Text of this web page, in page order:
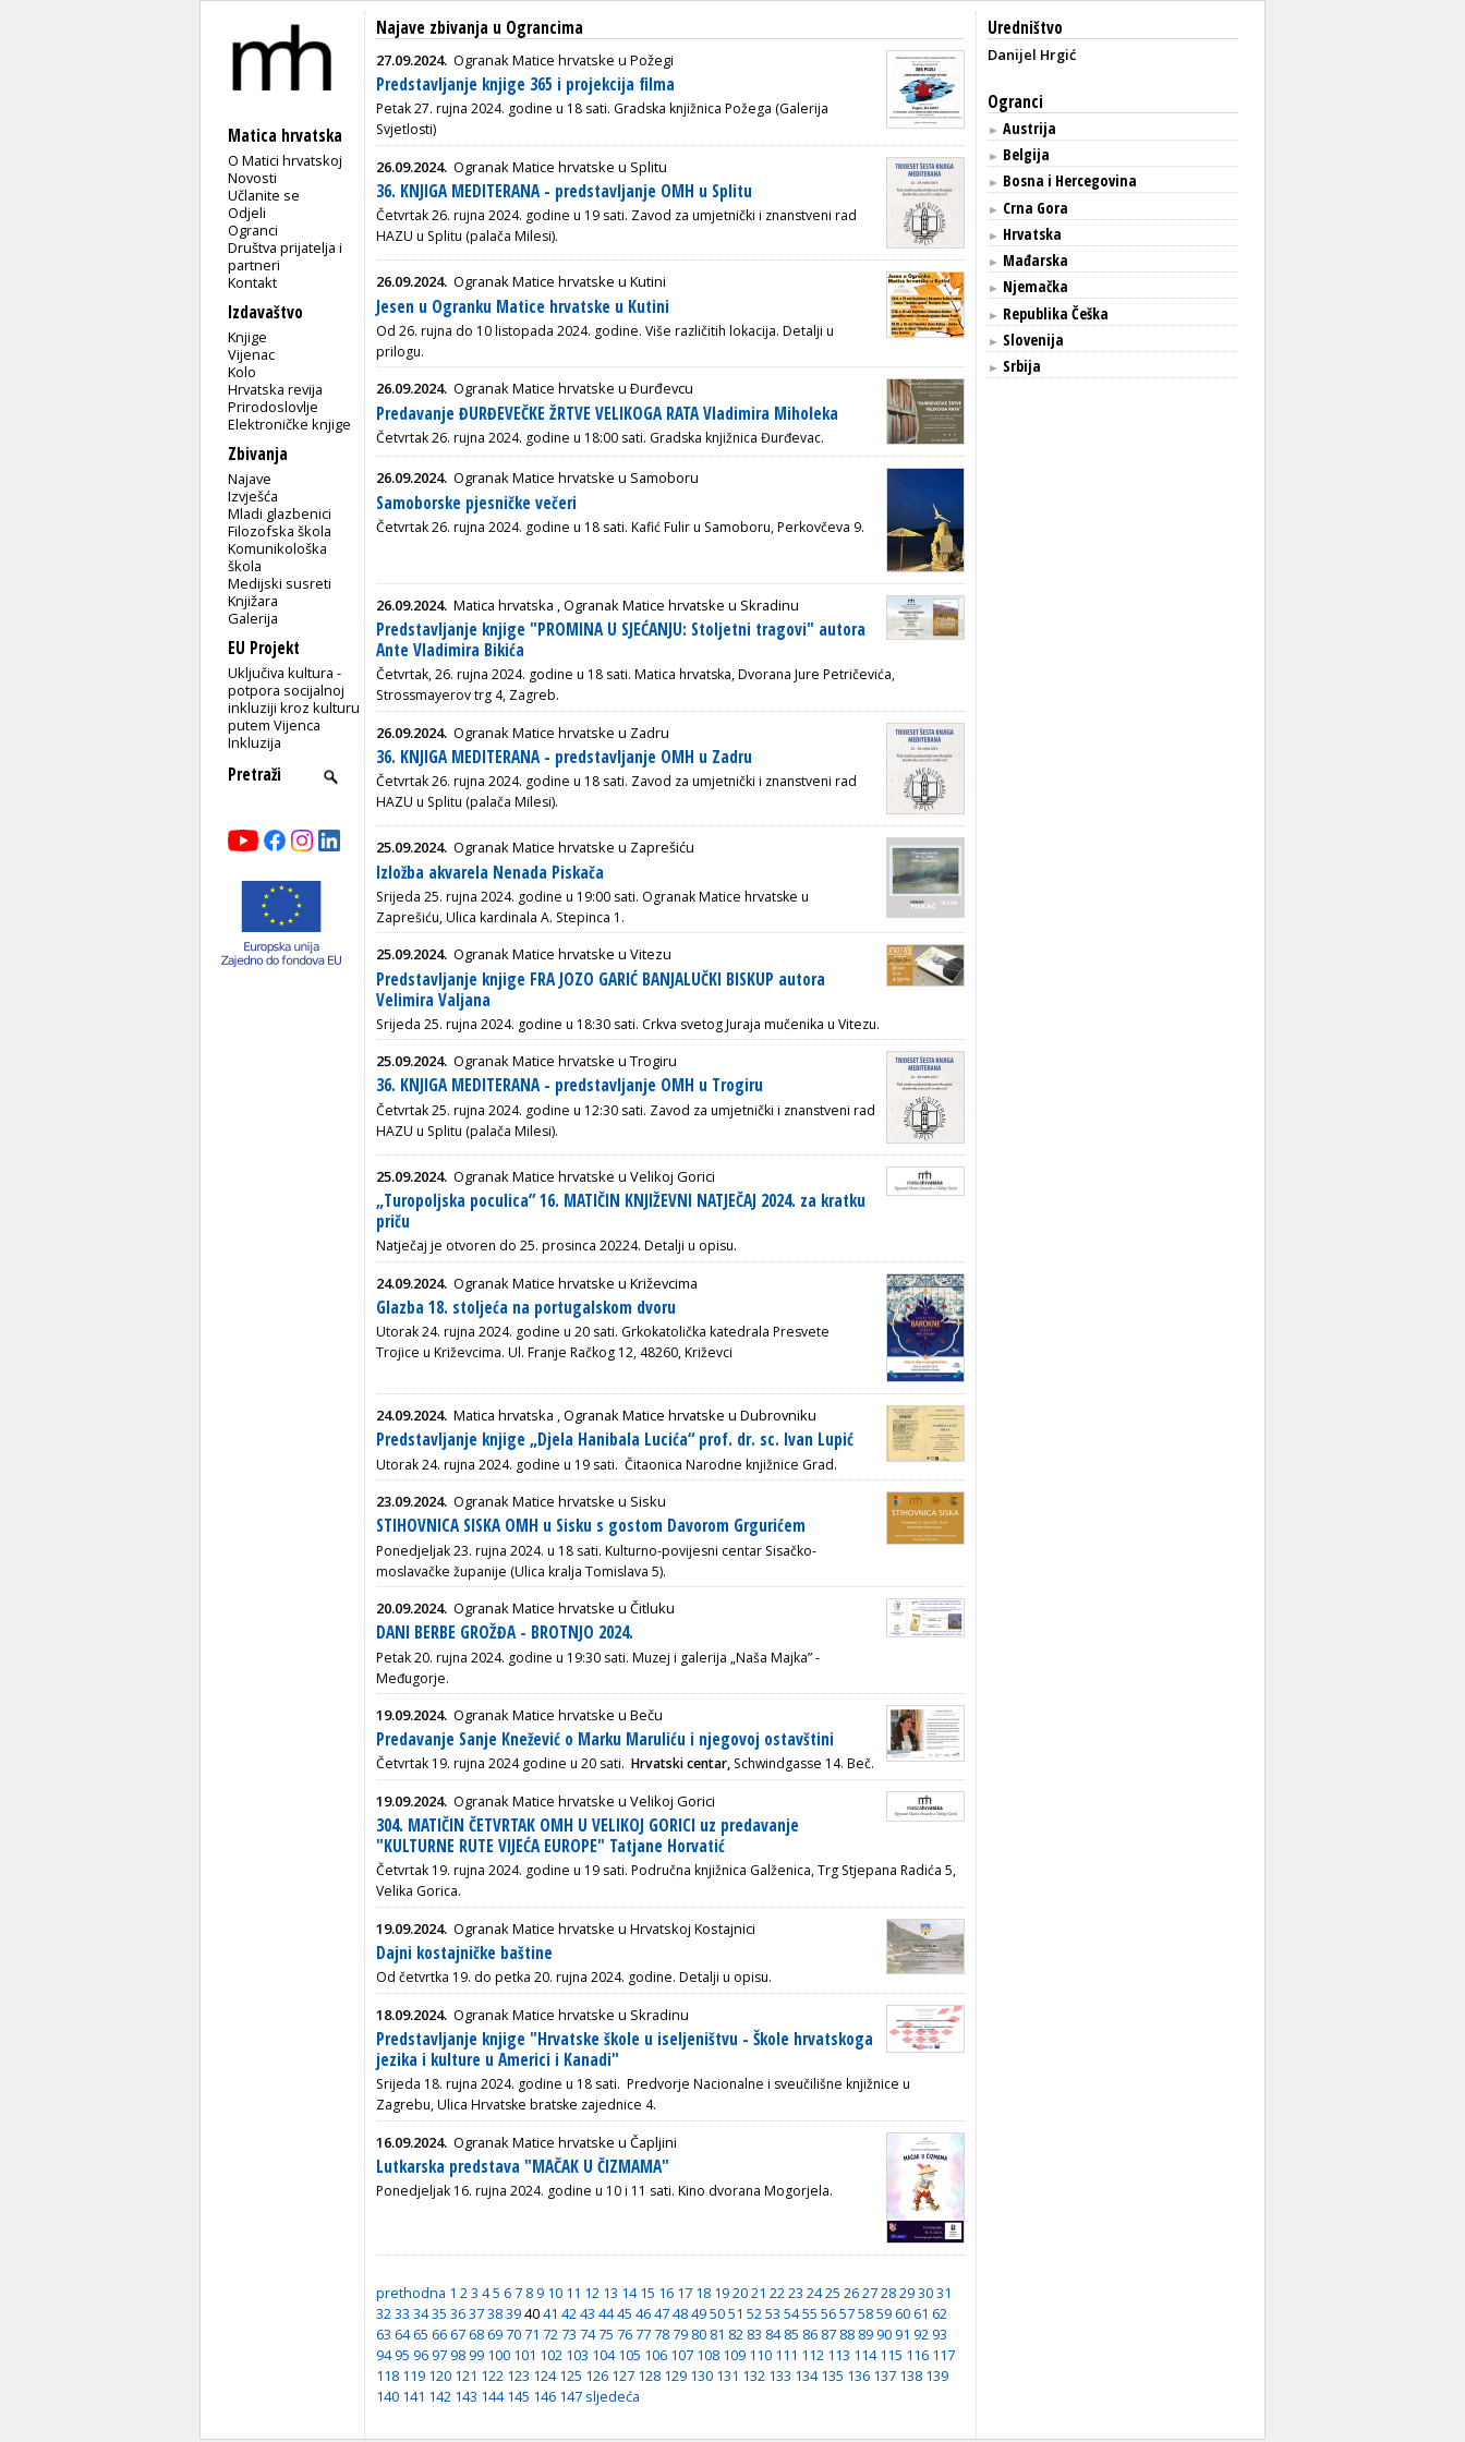
Matica hrvatska
O Matici hrvatskoj
Novosti
Učlanite se
Odjeli
Ogranci
Društva prijatelja i
partneri
Kontakt
Izdavaštvo
Knjige
Vijenac
Kolo
Hrvatska revija
Prirodoslovlje
Elektroničke knjige
Zbivanja
Najave
Izvješća
Mladi glazbenici
Filozofska škola
Komunikološka
škola
Medijski susreti
Knjižara
Galerija
EU Projekt
Uključiva kultura -
potpora socijalnoj
inkluziji kroz kulturu
putem Vijenca
Inkluzija
Najave zbivanja u Ograncima
27.09.2024. Ogranak Matice hrvatske u Požegi
Predstavljanje knjige 365 i projekcija filma
Petak 27. rujna 2024. godine u 18 sati. Gradska knjižnica Požega (Galerija
Svjetlosti)
26.09.2024. Ogranak Matice hrvatske u Splitu
36. KNJIGA MEDITERANA - predstavljanje OMH u Splitu
Četvrtak 26. rujna 2024. godine u 19 sati. Zavod za umjetnički i znanstveni rad
HAZU u Splitu (palača Milesi).
26.09.2024. Ogranak Matice hrvatske u Kutini
Jesen u Ogranku Matice hrvatske u Kutini
Od 26. rujna do 10 listopada 2024. godine. Više različitih lokacija. Detalji u
prilogu.
26.09.2024. Ogranak Matice hrvatske u Ðurđevcu
Predavanje ĐURĐEVEČKE ŽRTVE VELIKOGA RATA Vladimira Miholeka
Četvrtak 26. rujna 2024. godine u 18:00 sati. Gradska knjižnica Đurđevac.
26.09.2024. Ogranak Matice hrvatske u Samoboru
Samoborske pjesničke večeri
Četvrtak 26. rujna 2024. godine u 18 sati. Kafić Fulir u Samoboru, Perkovčeva 9.
26.09.2024. Matica hrvatska ,Ogranak Matice hrvatske u Skradinu
Predstavljanje knjige "PROMINA U SJEĆANJU: Stoljetni tragovi" autora
Ante Vladimira Bikića
Četvrtak, 26. rujna 2024. godine u 18 sati. Matica hrvatska, Dvorana Jure Petričevića,
Strossmayerov trg 4, Zagreb.
26.09.2024. Ogranak Matice hrvatske u Zadru
36. KNJIGA MEDITERANA - predstavljanje OMH u Zadru
Četvrtak 26. rujna 2024. godine u 18 sati. Zavod za umjetnički i znanstveni rad
HAZU u Splitu (palača Milesi).
25.09.2024. Ogranak Matice hrvatske u Zaprešiću
Izložba akvarela Nenada Piskača
Srijeda 25. rujna 2024. godine u 19:00 sati. Ogranak Matice hrvatske u
Zaprešiću, Ulica kardinala A. Stepinca 1.
25.09.2024. Ogranak Matice hrvatske u Vitezu
Predstavljanje knjige FRA JOZO GARIĆ BANJALUČKI BISKUP autora
Velimira Valjana
Srijeda 25. rujna 2024. godine u 18:30 sati. Crkva svetog Juraja mučenika u Vitezu.
25.09.2024. Ogranak Matice hrvatske u Trogiru
36. KNJIGA MEDITERANA - predstavljanje OMH u Trogiru
Četvrtak 25. rujna 2024. godine u 12:30 sati. Zavod za umjetnički i znanstveni rad
HAZU u Splitu (palača Milesi).
25.09.2024. Ogranak Matice hrvatske u Velikoj Gorici
„Turopoljska poculica” 16. MATIČIN KNJIŽEVNI NATJEČAJ 2024. za kratku
priču
Natječaj je otvoren do 25. prosinca 20224. Detalji u opisu.
24.09.2024. Ogranak Matice hrvatske u Križevcima
Glazba 18. stoljeća na portugalskom dvoru
Utorak 24. rujna 2024. godine u 20 sati. Grkokatolička katedrala Presvete
Trojice u Križevcima. Ul. Franje Račkog 12, 48260, Križevci
24.09.2024. Matica hrvatska ,Ogranak Matice hrvatske u Dubrovniku
Predstavljanje knjige „Djela Hanibala Lucića“ prof. dr. sc. Ivan Lupić
Utorak 24. rujna 2024. godine u 19 sati. Čitaonica Narodne knjižnice Grad.
23.09.2024. Ogranak Matice hrvatske u Sisku
STIHOVNICA SISKA OMH u Sisku s gostom Davorom Grgurićem
Ponedjeljak23. rujna 2024. u 18 sati. Kulturno-povijesni centar Sisačko-
moslavačke županije (Ulica kralja Tomislava 5).
20.09.2024. Ogranak Matice hrvatske u Čitluku
DANI BERBE GROŽĐA - BROTNJO 2024.
Petak 20. rujna 2024. godine u 19:30 sati. Muzej i galerija „Naša Majka” -
Međugorje.
19.09.2024. Ogranak Matice hrvatske u Beču
Predavanje Sanje Knežević o Marku Maruliću i njegovoj ostavštini
Četvrtak 19. rujna 2024 godine u 20 sati. Hrvatski centar, Schwindgasse 14. Beč.
19.09.2024. Ogranak Matice hrvatske u Velikoj Gorici
304. MATIČIN ČETVRTAK OMH U VELIKOJ GORICI uz predavanje
"KULTURNE RUTE VIJEĆA EUROPE" Tatjane Horvatić
Četvrtak 19. rujna 2024. godine u 19 sati. Područna knjižnica Galženica, Trg Stjepana Radića 5,
Velika Gorica.
19.09.2024. Ogranak Matice hrvatske u Hrvatskoj Kostajnici
Dajni kostajničke baštine
Od četvrtka 19. do petka 20. rujna 2024. godine. Detalji u opisu.
18.09.2024. Ogranak Matice hrvatske u Skradinu
Predstavljanje knjige "Hrvatske škole u iseljeništvu - Škole hrvatskoga
jezika i kulture u Americi i Kanadi"
Srijeda 18. rujna 2024. godine u 18 sati. Predvorje Nacionalne i sveučilišne knjižnice u
Zagrebu, Ulica Hrvatske bratske zajednice 4.
16.09.2024. Ogranak Matice hrvatske u Čapljini
Lutkarska predstava "MAČAK U ČIZMAMA"
Ponedjeljak 16. rujna 2024. godine u 10 i 11 sati. Kino dvorana Mogorjela.
prethodna 1 23 45 6 7 8 9 10 11 12 13 14 15 16 17 18 192021 2223 2425 262728293031
3233 3435 363738394041 4243 4445 464748495051 5253 5455 56575859 60 61 62
63 64 65 66 67 68 69 70 71 72 73 74 75 76 77 78 79 80 81 82 83 84 85 86 87 88 89 90 91 92 93
94 95 96 97 98 99 100 101 102 103 104 105 106 107 108 109 110 111 112 113 114 115 116 117
118 119 120 121 122 123 124 125 126 127 128 129 130 131 132 133 134 135 136 137 138 139
140 141 142 143 144 145 146 147 sljedeća
Uredništvo
Danijel Hrgić
Ogranci
► Austrija
► Belgija
► Bosna i Hercegovina
► Crna Gora
► Hrvatska
► Mađarska
► Njemačka
► Republika Češka
► Slovenija
► Srbija